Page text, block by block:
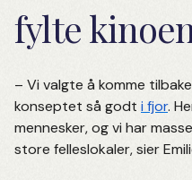
fylte
– Vi valgte å komme
konseptet så godt i fjor.
mennesker, og vi har
store felleslokaler, sier